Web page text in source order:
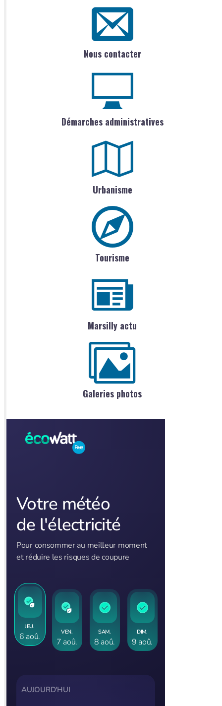
Nous contacter
Démarches administratives
Urbanisme
Tourisme
Marsilly actu
Galeries photos